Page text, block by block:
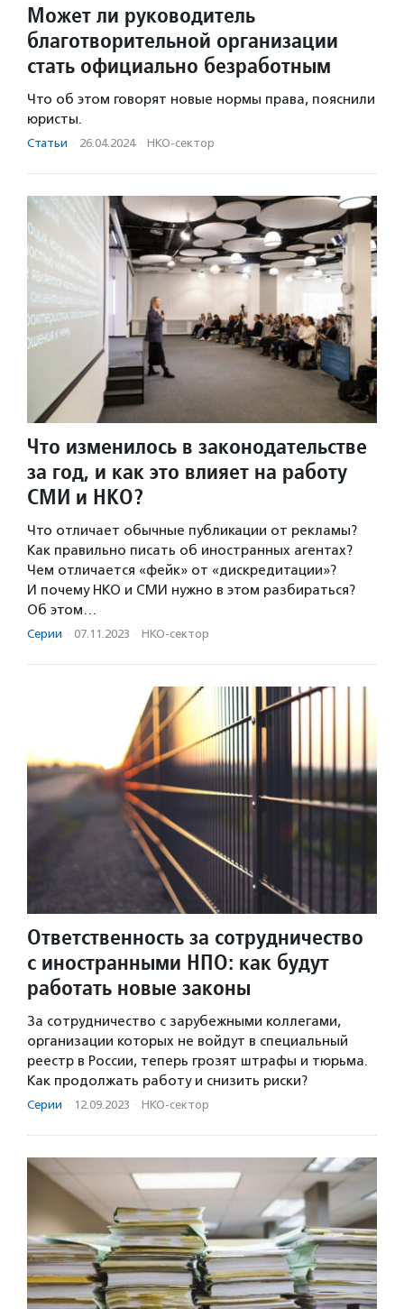
Может ли руководитель
благотворительной организации
стать официально безработным
Что об этом говорят новые нормы права, пояснили
юристы.
Статьи · 26.04.2024 · НКО-сектор
Что изменилось в законодательстве
за год, и как это влияет на работу
СМИ и НКО?
Что отличает обычные публикации от рекламы?
Как правильно писать об иностранных агентах?
Чем отличается «фейк» от «дискредитации»?
И почему НКО и СМИ нужно в этом разбираться?
Об этом…
Серии · 07.11.2023 · НКО-сектор
Ответственность за сотрудничество
с иностранными НПО: как будут
работать новые законы
За сотрудничество с зарубежными коллегами,
организации которых не войдут в специальный
реестр в России, теперь грозят штрафы и тюрьма.
Как продолжать работу и снизить риски?
Серии · 12.09.2023 · НКО-сектор